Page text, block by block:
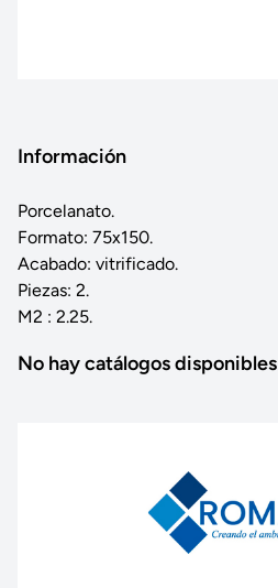
Información
Porcelanato.
Formato: 75x150.
Acabado: vitrificado.
Piezas: 2.
M2 : 2.25.
No hay catálogos disponibles